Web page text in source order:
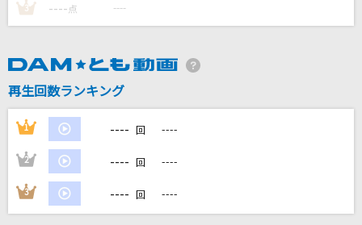
オー！リバル
ポルノグラフィティ
DAMの新曲・ランキングなど
カラオケ最新情報をチェック！
3 ---- 点 ----
再生回数ランキング
1 ---- 回 ----
2 ---- 回 ----
3 ---- 回 ----